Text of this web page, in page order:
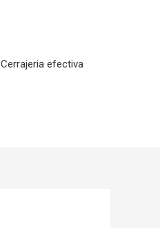
Cerrajeria efectiva